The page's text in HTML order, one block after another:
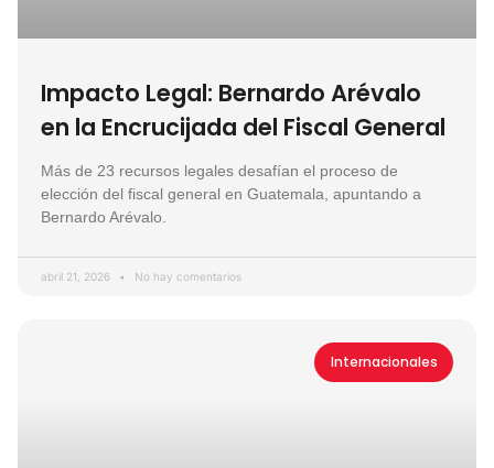
Impacto Legal: Bernardo Arévalo
en la Encrucijada del Fiscal General
Más de 23 recursos legales desafían el proceso de
elección del fiscal general en Guatemala, apuntando a
Bernardo Arévalo.
abril 21, 2026 No hay comentarios
Internacionales